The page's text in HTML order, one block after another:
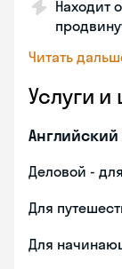
Находит
Читать
Услуги и
Деловой -
Для
Для